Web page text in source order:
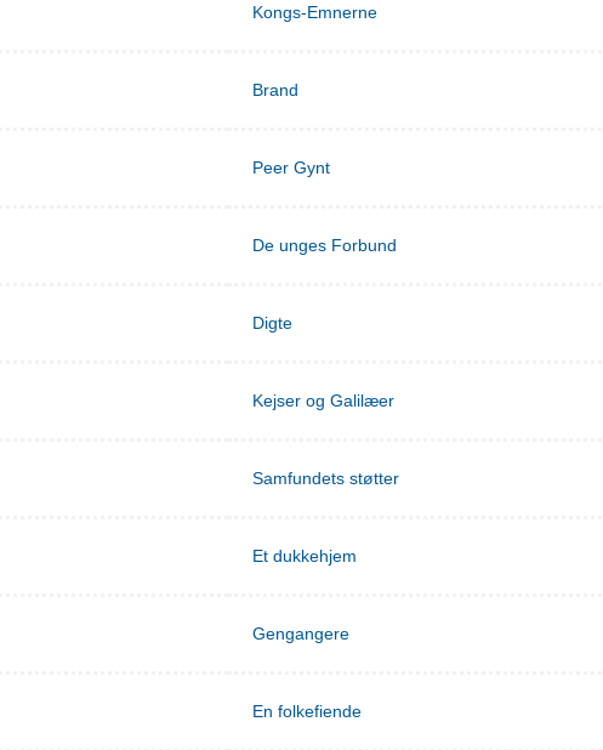
Kongs-Emnerne
Brand
Peer Gynt
De unges Forbund
Digte
Kejser og Galilæer
Samfundets støtter
Et dukkehjem
Gengangere
En folkefiende